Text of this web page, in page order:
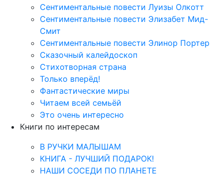
Сентиментальные повести Луизы Олкотт
Сентиментальные повести Элизабет Мид-
Смит
Сентиментальные повести Элинор Портер
Сказочный калейдоскоп
Стихотворная страна
Только вперёд!
Фантастические миры
Читаем всей семьёй
Это очень интересно
Книги по интересам
В РУЧКИ МАЛЫШАМ
КНИГА - ЛУЧШИЙ ПОДАРОК!
НАШИ СОСЕДИ ПО ПЛАНЕТЕ